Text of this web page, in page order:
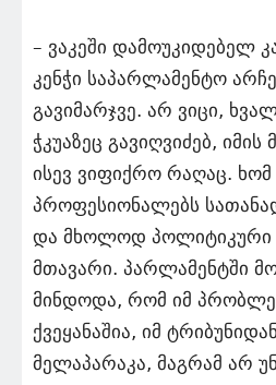
– ვაკეში დამოუკიდებელ
კენჭი საპარლამენტო
გავიმარჯვე. არ ვიცი,
ჭკუაზეც გავიღვიძებ,
ისევ ვიფიქრო რაღაც. ხომ
პროფესიონალებს
და მხოლოდ პოლიტიკური
მთავარი. პარლამენტში
მინდოდა, რომ იმ
ქვეყანაშია, იმ
მელაპარაკა, მაგრამ არ